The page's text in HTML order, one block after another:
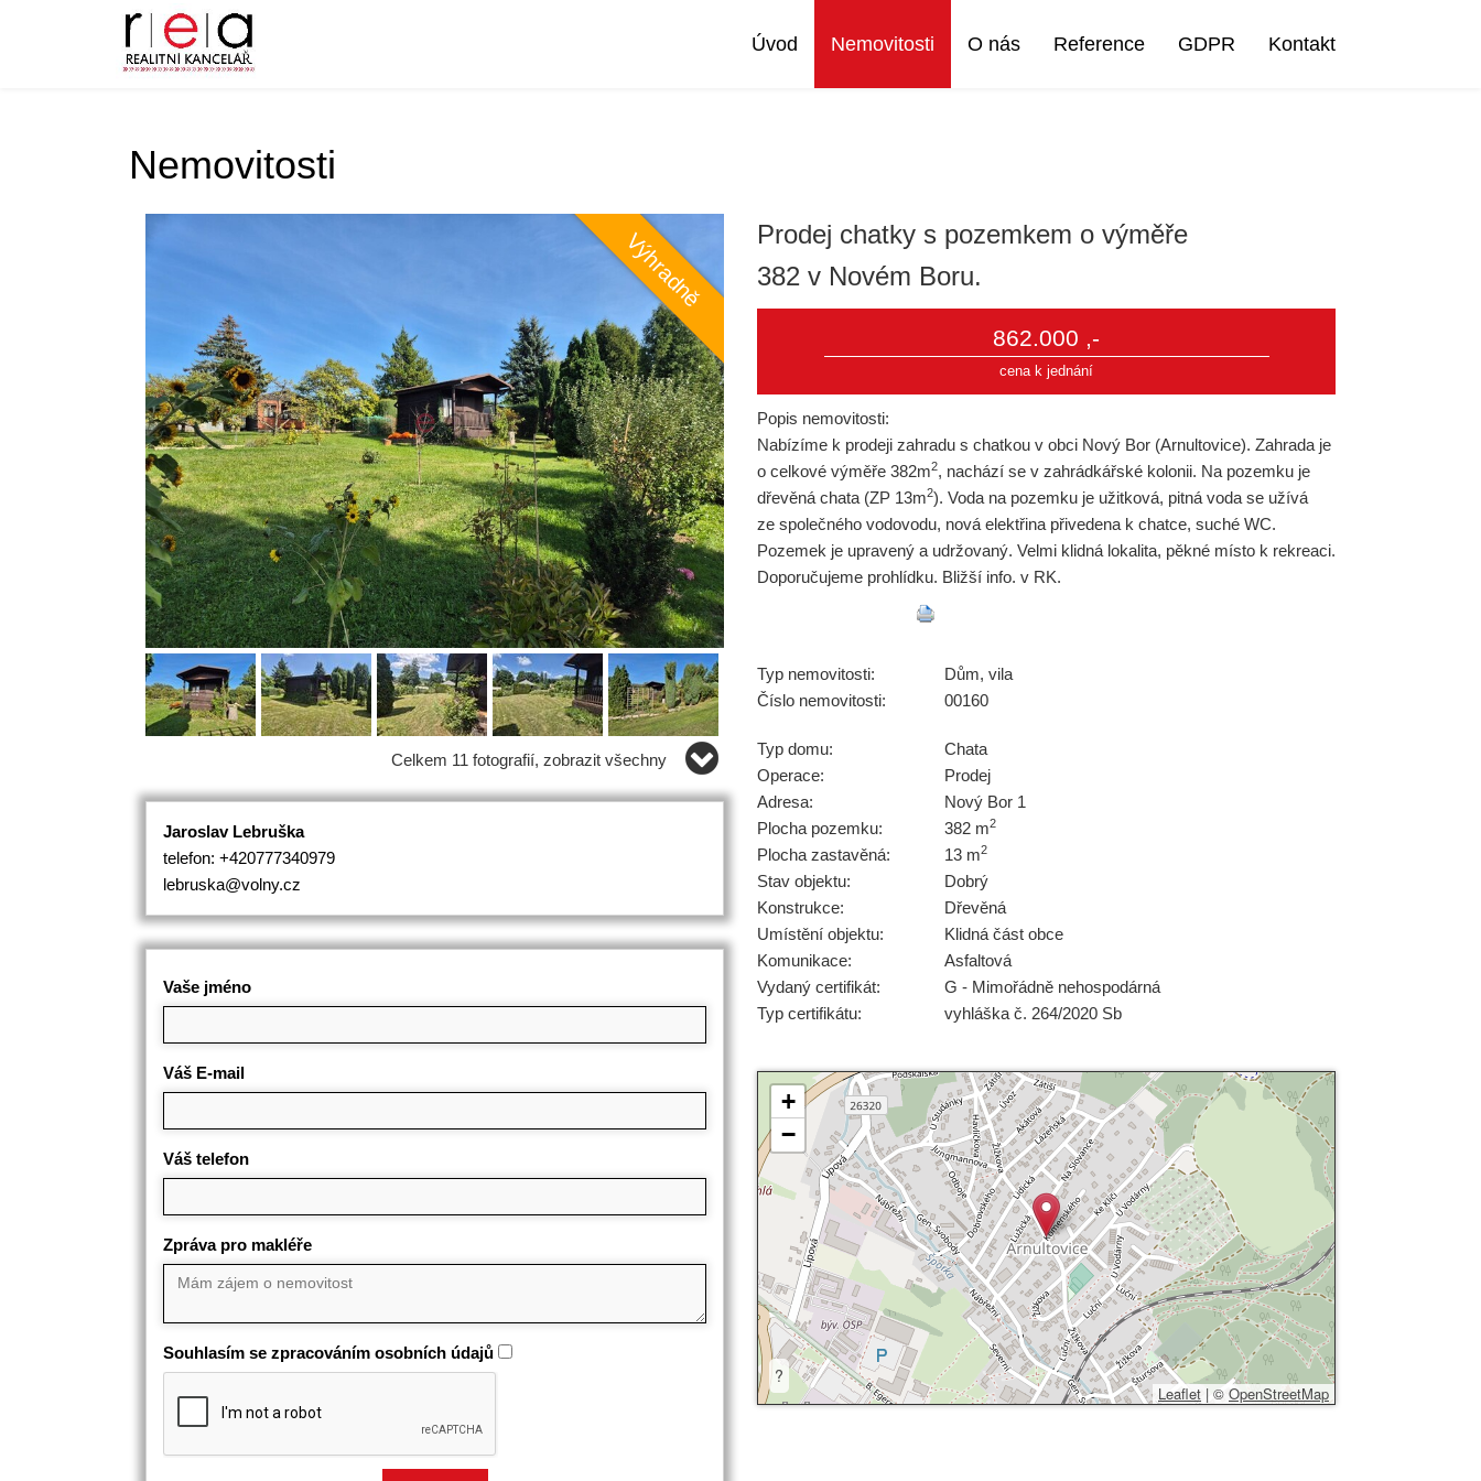
Úvod Nemovitosti O nás Reference GDPR Kontakt
Nemovitosti
Celkem 11 fotografií, zobrazit všechny
Jaroslav Lebruška
telefon: +420777340979
lebruska@volny.cz
Vaše jméno
Váš E-mail
Váš telefon
Zpráva pro makléře
Souhlasím se zpracováním osobních údajů
Prodej chatky s pozemkem o výměře
382 v Novém Boru.
862.000 ,-
cena k jednání
Popis nemovitosti:
Nabízíme k prodeji zahradu s chatkou v obci Nový Bor (Arnultovice). Zahrada je
o celkové výměře 382m2, nachází se v zahrádkářské kolonii. Na pozemku je
dřevěná chata (ZP 13m2). Voda na pozemku je užitková, pitná voda se užívá
ze společného vodovodu, nová elektřina přivedena k chatce, suché WC.
Pozemek je upravený a udržovaný. Velmi klidná lokalita, pěkné místo k rekreaci.
Doporučujeme prohlídku. Bližší info. v RK.
Typ nemovitosti:
Dům, vila
Číslo nemovitosti:
00160
Typ domu:
Chata
Operace:
Prodej
Adresa:
Nový Bor 1
Plocha pozemku:
382 m2
Plocha zastavěná: 13 m2
Stav objektu:
Dobrý
Konstrukce:
Dřevěná
Umístění objektu:
Klidná část obce
Komunikace:
Asfaltová
Vydaný certifikát:
G - Mimořádně nehospodárná
Typ certifikátu:
vyhláška č. 264/2020 Sb
+
−
?
Leaflet | © OpenStreetMap